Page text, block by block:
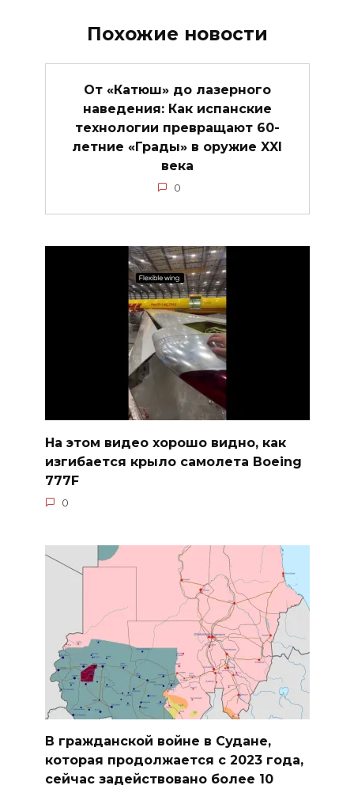
Похожие новости
От «Катюш» до лазерного
наведения: Как испанские
технологии превращают 60-
летние «Грады» в оружие XXI
века
0
На этом видео хорошо видно, как
изгибается крыло самолета Boeing
777F
0
В гражданской войне в Судане,
которая продолжается с 2023 года,
сейчас задействовано более 10